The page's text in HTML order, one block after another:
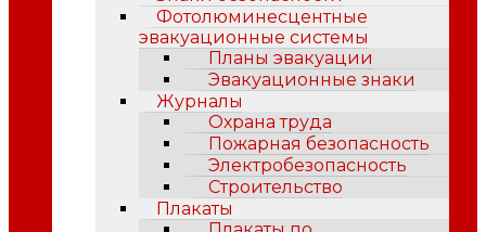
Фотолюминесцентные
эвакуационные системы
Планы эвакуации
Эвакуационные знаки
Журналы
Охрана труда
Пожарная безопасность
Электробезопасность
Строительство
Плакаты